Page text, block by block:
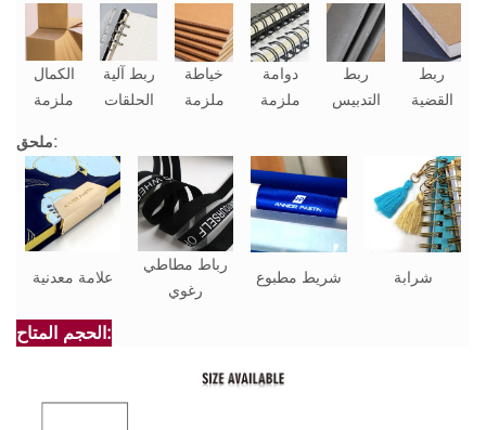
الكمال
ملزمة
ربط آلية
الحلقات
خياطة
ملزمة
دوامة
ملزمة
ربط
التدبيس
ربط
القضية
ملحق:
علامة معدنية
رباط مطاطي
رغوي
شريط مطبوع شرابة
الحجم المتاح: